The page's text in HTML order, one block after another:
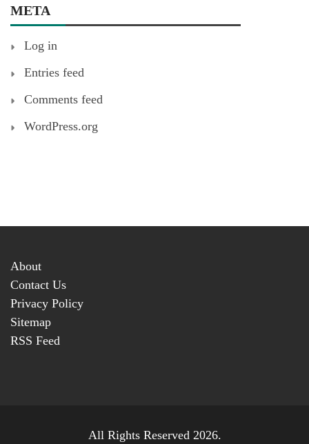
META
Log in
Entries feed
Comments feed
WordPress.org
About
Contact Us
Privacy Policy
Sitemap
RSS Feed
All Rights Reserved 2026.